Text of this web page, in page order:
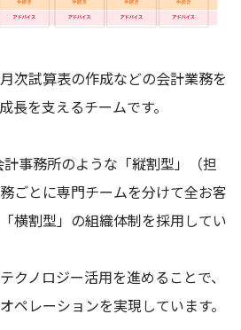
次試算表の作成などの会計業務を
長を支えるチームです。
事務所のような「縦割型」（担
ごとに専門チームを分けて全お客
横割型」の組織体制を採用してい
クノロジー活用を進めることで、
ペレーションを実現しています。